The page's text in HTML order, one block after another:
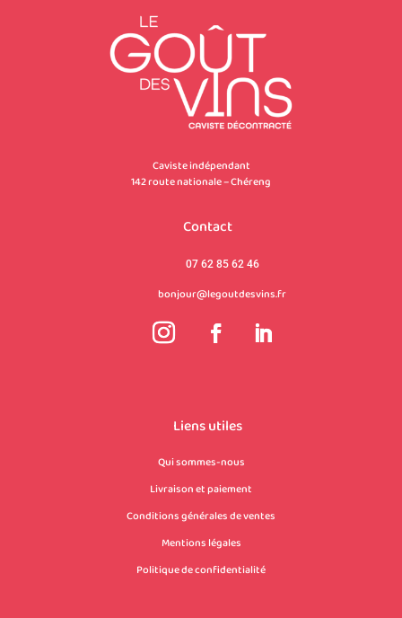
Caviste indépendant
142 route nationale – Chéreng
Contact
07 62 85 62 46
bonjour@legoutdesvins.fr
Liens utiles
Qui sommes-nous
Livraison et paiement
Conditions générales de ventes
Mentions légales
Politique de confidentialité